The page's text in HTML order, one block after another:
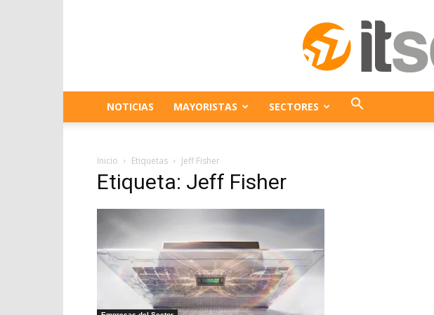
NOTICIAS MAYORISTAS SECTORES
Inicio Etiquetas Jeff Fisher
Etiqueta: Jeff Fisher